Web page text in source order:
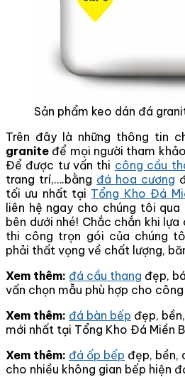
Sản phẩm keo dán đá
Trên đây là những thông tin
granite để mọi người tham
Để được tư vấn thi công cầu
trang trí,….bằng đá hoa cương
tối ưu nhất tại Tổng Kho Đá
liên hệ ngay cho chúng tôi
bên dưới nhé! Chắc chắn khi
thi công trọn gói của chúng
phải thất vọng về chất lượng,
Xem thêm: đá cầu thang đẹp,
vấn chọn mẫu phù hợp cho
Xem thêm: đá bàn bếp đẹp,
mới nhất tại Tổng Kho Đá Miền
Xem thêm: đá ốp bếp đẹp, bền,
cho nhiều không gian bếp hiện